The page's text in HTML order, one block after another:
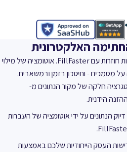
האלקטרונית
הפחיתו הזנת נתונים ידנית ומשימות חוזרות עם FillFaster. אוטומציה של מילוי
על מסמכים - וחיסכון בזמן ובמשאבים.
חלקה של מקור הנתונים מ-
הנתונים על ידי אוטומציה של העברות
העסק הייחודיות שלכם באמצעות